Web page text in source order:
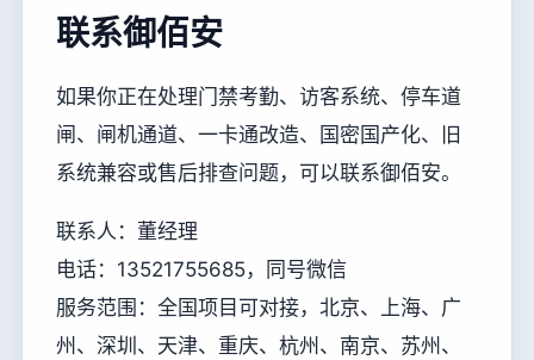
联系御佰安
如果你正在处理门禁考勤、访客系统、停车道
闸、闸机通道、一卡通改造、国密国产化、旧
系统兼容或售后排查问题，可以联系御佰安。
联系人：董经理
电话：13521755685，同号微信
服务范围：全国项目可对接，北京、上海、广
州、深圳、天津、重庆、杭州、南京、苏州、